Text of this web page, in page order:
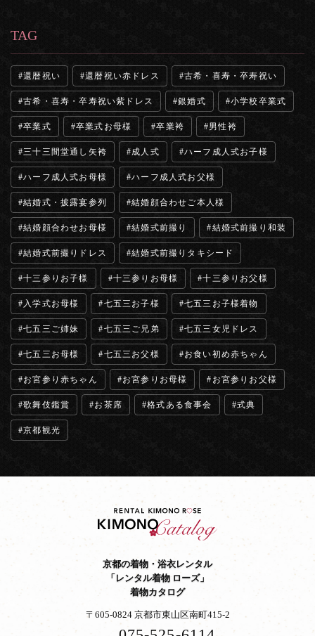
TAG
還暦祝い 還暦祝い赤ドレス 古希・喜寿・卒寿祝い
古希・喜寿・卒寿祝い紫ドレス 銀婚式 小学校卒業式
卒業式 卒業式お母様 卒業袴 男性袴
三十三間堂通し矢袴 成人式 ハーフ成人式お子様
ハーフ成人式お母様 ハーフ成人式お父様
結婚式・披露宴参列 結婚顔合わせご本人様
結婚顔合わせお母様 結婚式前撮り 結婚式前撮り和装
結婚式前撮りドレス 結婚式前撮りタキシード
十三参りお子様 十三参りお母様 十三参りお父様
入学式お母様 七五三お子様 七五三お子様着物
七五三ご姉妹 七五三ご兄弟 七五三女児ドレス
七五三お母様 七五三お父様 お食い初め赤ちゃん
お宮参り赤ちゃん お宮参りお母様 お宮参りお父様
歌舞伎鑑賞 お茶席 格式ある食事会 式典
京都観光
京都の着物・浴衣レンタル
「レンタル着物 ローズ」
着物カタログ
〒605-0824 京都市東山区南町415-2